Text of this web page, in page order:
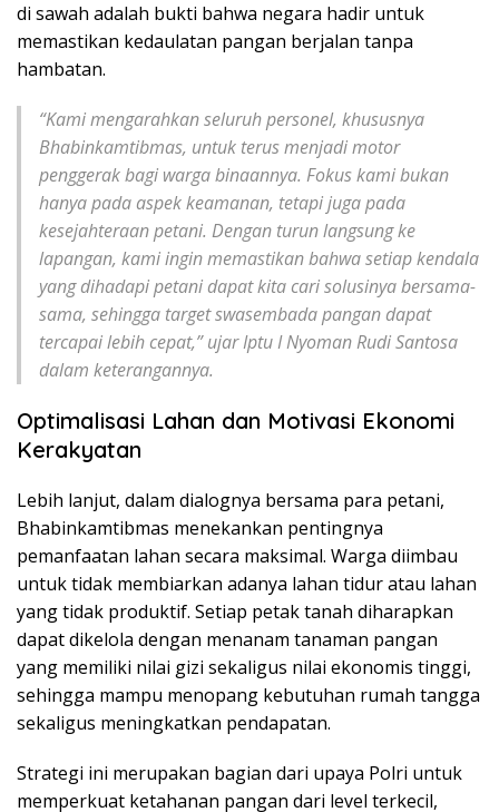
di sawah adalah bukti bahwa negara hadir untuk
memastikan kedaulatan pangan berjalan tanpa
hambatan.
“Kami mengarahkan seluruh personel, khususnya
Bhabinkamtibmas, untuk terus menjadi motor
penggerak bagi warga binaannya. Fokus kami bukan
hanya pada aspek keamanan, tetapi juga pada
kesejahteraan petani. Dengan turun langsung ke
lapangan, kami ingin memastikan bahwa setiap kendala
yang dihadapi petani dapat kita cari solusinya bersama-
sama, sehingga target swasembada pangan dapat
tercapai lebih cepat,” ujar Iptu I Nyoman Rudi Santosa
dalam keterangannya.
Optimalisasi Lahan dan Motivasi Ekonomi
Kerakyatan
Lebih lanjut, dalam dialognya bersama para petani,
Bhabinkamtibmas menekankan pentingnya
pemanfaatan lahan secara maksimal. Warga diimbau
untuk tidak membiarkan adanya lahan tidur atau lahan
yang tidak produktif. Setiap petak tanah diharapkan
dapat dikelola dengan menanam tanaman pangan
yang memiliki nilai gizi sekaligus nilai ekonomis tinggi,
sehingga mampu menopang kebutuhan rumah tangga
sekaligus meningkatkan pendapatan.
Strategi ini merupakan bagian dari upaya Polri untuk
memperkuat ketahanan pangan dari level terkecil,